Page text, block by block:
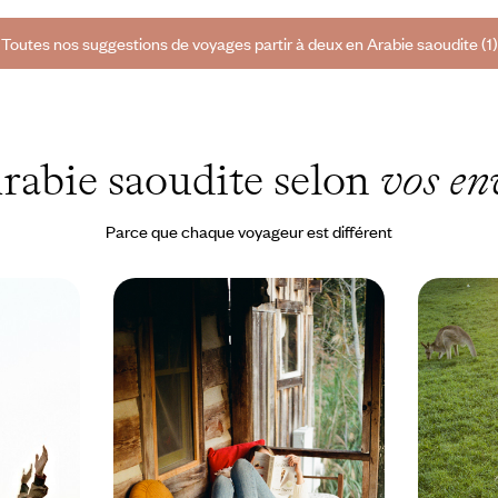
Toutes nos suggestions de voyages partir à deux en Arabie saoudite (1)
saoudite selon vos
Parce que chaque voyageur est différent